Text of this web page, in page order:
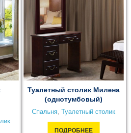
Туалетный столик Милена
(однотумбовый)
Спальня, Туалетный столик
ПОДРОБНЕЕ